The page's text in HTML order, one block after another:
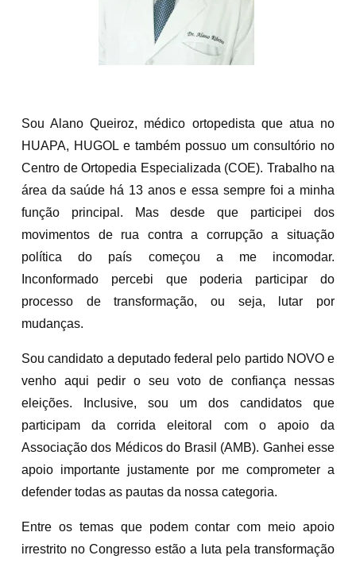
Sou Alano Queiroz, médico ortopedista que atua no
HUAPA, HUGOL e também possuo um consultório no
Centro de Ortopedia Especializada (COE). Trabalho na
área da saúde há 13 anos e essa sempre foi a minha
função principal. Mas desde que participei dos
movimentos de rua contra a corrupção a situação
política do país começou a me incomodar.
Inconformado percebi que poderia participar do
processo de transformação, ou seja, lutar por
mudanças.
Sou candidato a deputado federal pelo partido NOVO e
venho aqui pedir o seu voto de confiança nessas
eleições. Inclusive, sou um dos candidatos que
participam da corrida eleitoral com o apoio da
Associação dos Médicos do Brasil (AMB). Ganhei esse
apoio importante justamente por me comprometer a
defender todas as pautas da nossa categoria.
Entre os temas que podem contar com meio apoio
irrestrito no Congresso estão a luta pela transformação